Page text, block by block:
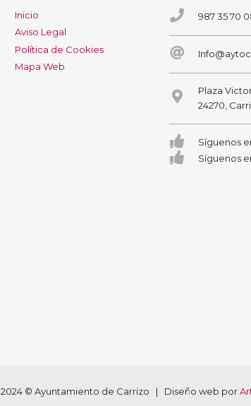
Inicio
Aviso Legal
Política de Cookies
Mapa Web
987 35 70
Plaza
24270,
Síguenos
Síguenos
2024 © Ayuntamiento de Carrizo | Diseño web por